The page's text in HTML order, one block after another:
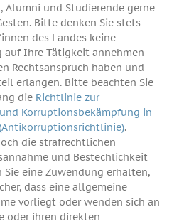
Alumni und Studierende gerne
Bitte denken Sie stets
des Landes keine
auf Ihre Tätigkeit annehmen
Rechtsanspruch haben und
erlangen. Bitte beachten Sie
die Richtlinie zur
Korruptionsbekämpfung in
.
die strafrechtlichen
und Bestechlichkeit
Sie eine Zuwendung erhalten,
dass eine allgemeine
vorliegt oder wenden sich an
oder ihren direkten